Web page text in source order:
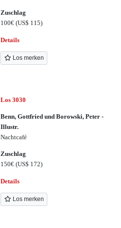
Zuschlag
100€(US$ 115)
Details
Los merken
Los 3030
Benn, Gottfried und Borowski, Peter -
Illustr.
Nachtcafé
Zuschlag
150€(US$ 172)
Details
Los merken